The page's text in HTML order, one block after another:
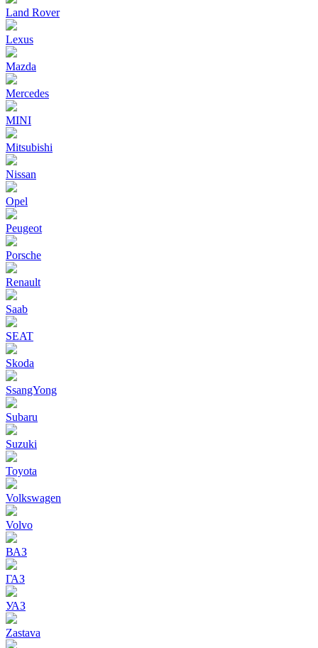
Land Rover
Lexus
Mazda
Mercedes
MINI
Mitsubishi
Nissan
Opel
Peugeot
Porsche
Renault
Saab
SEAT
Skoda
SsangYong
Subaru
Suzuki
Toyota
Volkswagen
Volvo
ВАЗ
ГАЗ
УАЗ
Zastava